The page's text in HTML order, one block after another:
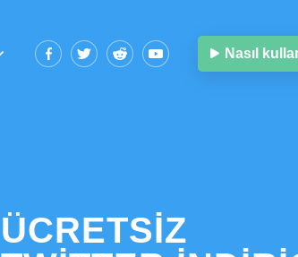
Nasıl
ÜCRETSIZ